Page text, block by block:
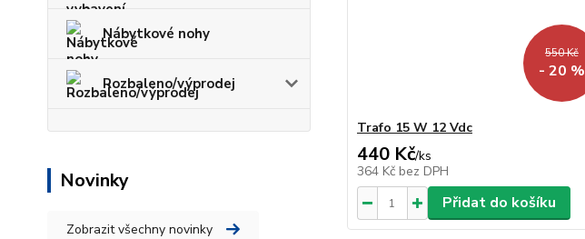
Nábytkové nohy
Rozbaleno/výprodej
Novinky
Zobrazit všechny novinky
550 Kč
- 20 %
Trafo 15 W 12 Vdc
440 Kč/ks
364 Kč bez DPH
Přidat do košíku